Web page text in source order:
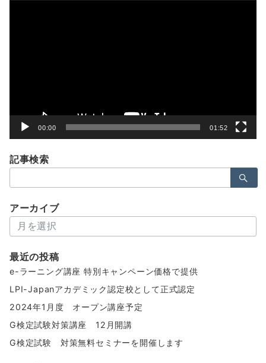
00:00 01:52
記事検索
索：
アーカイブ
ー
イ
ブ
最近の投稿
e-ラーニング講座 特別キャンペーン価格で提供
LPI-Japanアカデミック認定校として正式認定
2024年1月度 オープン講座予定
G検定試験対策講座 12月開講
G検定試験 対策無料セミナーを開催します